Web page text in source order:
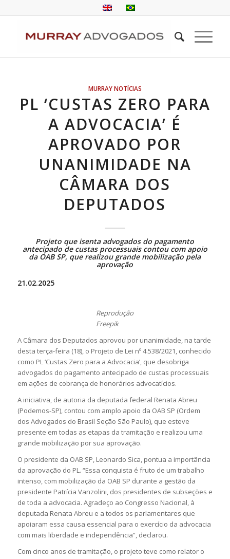
MURRAY NOTÍCIAS
PL ‘CUSTAS ZERO PARA
A ADVOCACIA’ É
APROVADO POR
UNANIMIDADE NA
CÂMARA DOS
DEPUTADOS
Projeto que isenta advogados do pagamento
antecipado de custas processuais contou com apoio
da OAB SP, que realizou grande mobilização pela
aprovação
21.02.2025
Reprodução
Freepik
A Câmara dos Deputados aprovou por unanimidade, na tarde
desta terça-feira (18), o Projeto de Lei nº 4.538/2021, conhecido
como PL ‘Custas Zero para a Advocacia’, que desobriga
advogados do pagamento antecipado de custas processuais
em ações de cobrança de honorários advocatícios.
A iniciativa, de autoria da deputada federal Renata Abreu
(Podemos-SP), contou com amplo apoio da OAB SP (Ordem
dos Advogados do Brasil Seção São Paulo), que esteve
presente em todas as etapas da tramitação e realizou uma
grande mobilização por sua aprovação.
O presidente da OAB SP, Leonardo Sica, pontua a importância
da aprovação do PL. “Essa conquista é fruto de um trabalho
intenso, com mobilização da OAB SP durante a gestão da
presidente Patrícia Vanzolini, dos presidentes de subseções e
de toda a advocacia. Agradeço ao Congresso Nacional, à
deputada Renata Abreu e a todos os parlamentares que
apoiaram essa causa essencial para o exercício da advocacia
com mais liberdade e independência”, declarou.
Com cinco anos de tramitação, o projeto teve como relator o